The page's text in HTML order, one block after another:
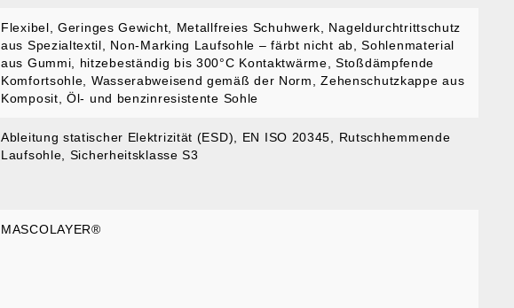
Flexibel , Geringes Gewicht , Metallfreies Schuhwerk , Nageldurchtrittschutz
aus Spezialtextil , Non-Marking Laufsohle – färbt nicht ab , Sohlenmaterial
aus Gummi, hitzebeständig bis 300°C Kontaktwärme , Stoßdämpfende
Komfortsohle , Wasserabweisend gemäß der Norm
, Zehenschutzkappe aus
Komposit , Öl- und benzinresistente Sohle
Ableitung statischer Elektrizität (ESD) , EN ISO 20345 , Rutschhemmende
Laufsohle , Sicherheitsklasse S3
MASCOLAYER®